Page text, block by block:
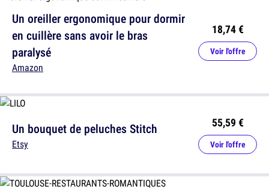
Un oreiller ergonomique pour dormir
en cuillère sans avoir le bras
paralysé
Amazon
18,74 €
Voir l'offre
Un bouquet de peluches Stitch
Etsy
55,59 €
Voir l'offre